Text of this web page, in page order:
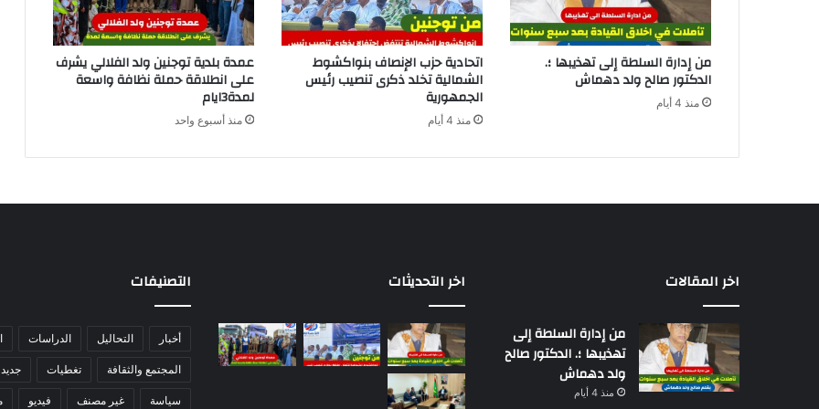
من إدارة السلطة إلى تهذيبها ؛.
الدكتور صالح ولد دهماش
منذ 4 أيام
اتحادية حزب الإنصاف بنواكشوط
الشمالية تخلد ذكرى تنصيب رئيس
الجمهورية
منذ 4 أيام
عمدة بلدية توجنين ولد الفلالي يشرف
على انطلاقة حملة نظافة واسعة
لمدة3ايام
منذ أسبوع واحد
اخر المقالات
من إدارة السلطة إلى
تهذيبها ؛. الدكتور صالح
ولد دهماش
منذ 4 أيام
اخر التحديثات التصنيفات
أخبار التحاليل الدراسات
المجتمع والثقافة تغطيات جديد
سياسة غير مصنف فيديو